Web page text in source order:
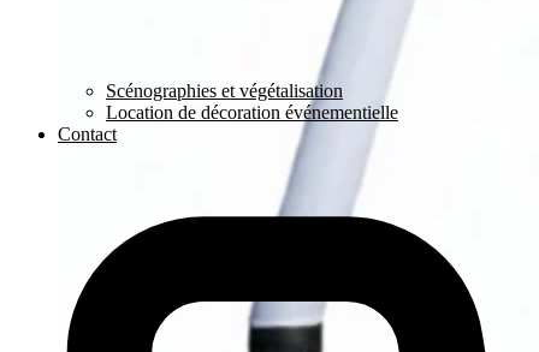
Scénographies et végétalisation
Location de décoration événementielle
Contact